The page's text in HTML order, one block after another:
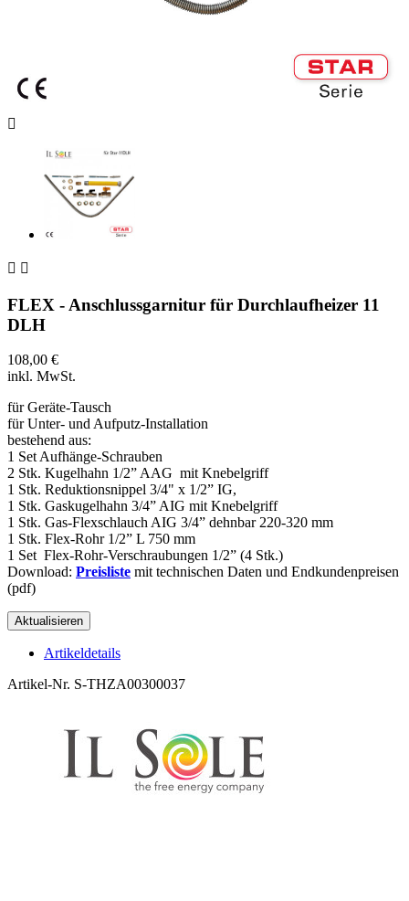

 
FLEX - Anschlussgarnitur für Durchlaufheizer 11
DLH
108,00 €
inkl. MwSt.
für Geräte-Tausch
für Unter- und Aufputz-Installation
bestehend aus:
1 Set Aufhänge-Schrauben
2 Stk. Kugelhahn 1/2” AAG mit Knebelgriff
1 Stk. Reduktionsnippel 3/4" x 1/2” IG,
1 Stk. Gaskugelhahn 3/4” AIG mit Knebelgriff
1 Stk. Gas-Flexschlauch AIG 3/4” dehnbar 220-320 mm
1 Stk. Flex-Rohr 1/2” L 750 mm
1 Set Flex-Rohr-Verschraubungen 1/2” (4 Stk.)
Download: Preisliste mit technischen Daten und Endkundenpreisen
(pdf)
Artikeldetails
Artikel-Nr. S-THZA00300037